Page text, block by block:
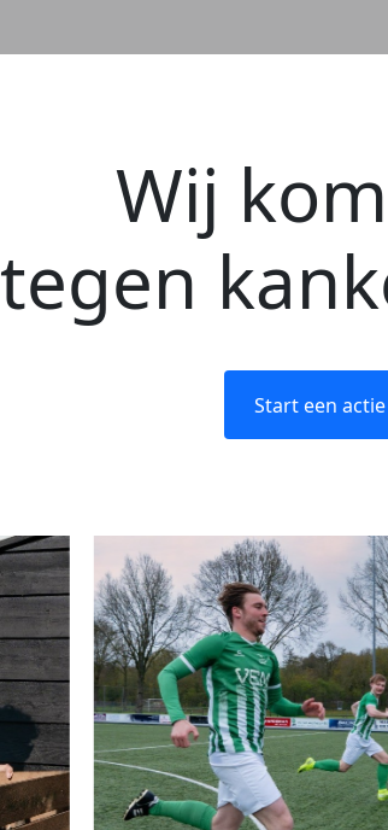
Wij
tegen
Start een actie